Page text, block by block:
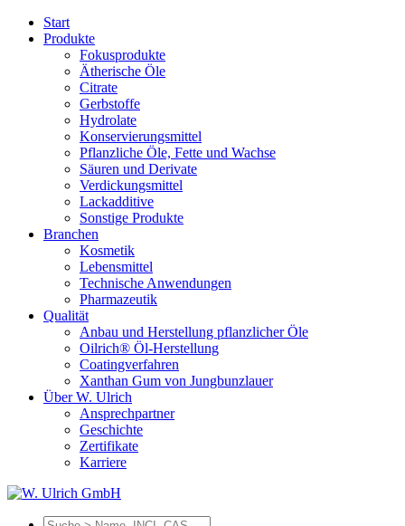
Start
Produkte
Fokusprodukte
Ätherische Öle
Citrate
Gerbstoffe
Hydrolate
Konservierungsmittel
Pflanzliche Öle, Fette und Wachse
Säuren und Derivate
Verdickungsmittel
Lackadditive
Sonstige Produkte
Branchen
Kosmetik
Lebensmittel
Technische Anwendungen
Pharmazeutik
Qualität
Anbau und Herstellung pflanzlicher Öle
Oilrich® Öl-Herstellung
Coatingverfahren
Xanthan Gum von Jungbunzlauer
Über W. Ulrich
Ansprechpartner
Geschichte
Zertifikate
Karriere